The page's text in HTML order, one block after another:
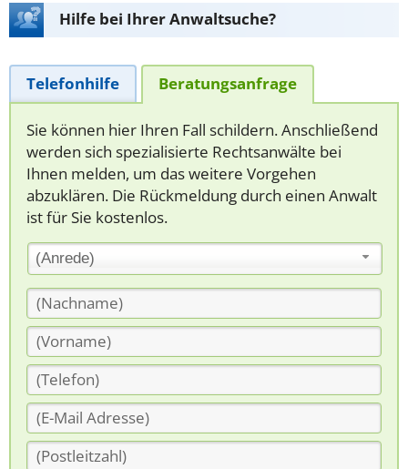
Hilfe bei Ihrer Anwaltsuche?
Telefonhilfe Beratungsanfrage
Sie können hier Ihren Fall schildern. Anschließend
werden sich spezialisierte Rechtsanwälte bei
Ihnen melden, um das weitere Vorgehen
abzuklären. Die Rückmeldung durch einen Anwalt
ist für Sie kostenlos.
(Anrede)